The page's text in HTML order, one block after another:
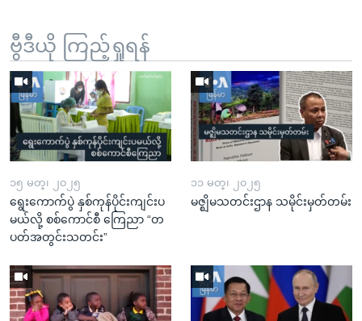
ဗွီဒီယို ကြည့်ရှုရန်
၁၅ မတ္၊ ၂၀၂၅
ရွေးကောက်ပွဲ နှစ်ကုန်ပိုင်းကျင်းပ
မယ်လို့ စစ်ကောင်စီ ကြေညာ “တ
ပတ်အတွင်းသတင်း”
၁၁ မတ္၊ ၂၀၂၅
မဇ္ဈိမသတင်းဌာန သမိုင်းမှတ်တမ်း